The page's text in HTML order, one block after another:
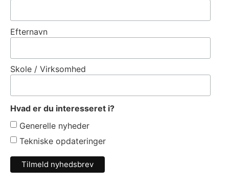
Efternavn
Skole / Virksomhed
Hvad er du interesseret i?
Generelle nyheder
Tekniske opdateringer